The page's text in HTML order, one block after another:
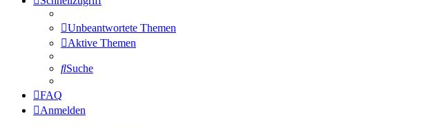
Unbeantwortete Themen
Aktive Themen
Suche
FAQ
Anmelden